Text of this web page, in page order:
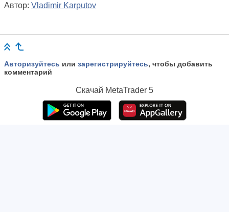
Автор: Vladimir Karputov
Авторизуйтесь или зарегистрируйтесь, чтобы добавить
комментарий
Скачай MetaTrader 5